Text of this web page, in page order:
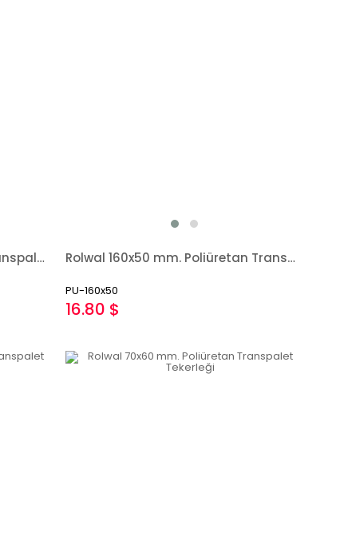
Rolwal 160x50 mm. Kauçuk Transpalet Tekerleği Rolwal 160x50 mm. Poliüretan Transpalet Tekerleği
PU-160x50
16.80 $